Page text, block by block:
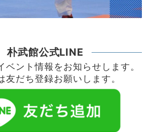
朴武館公式LINE
ベント情報をお知らせします。
友だち登録お願いします。